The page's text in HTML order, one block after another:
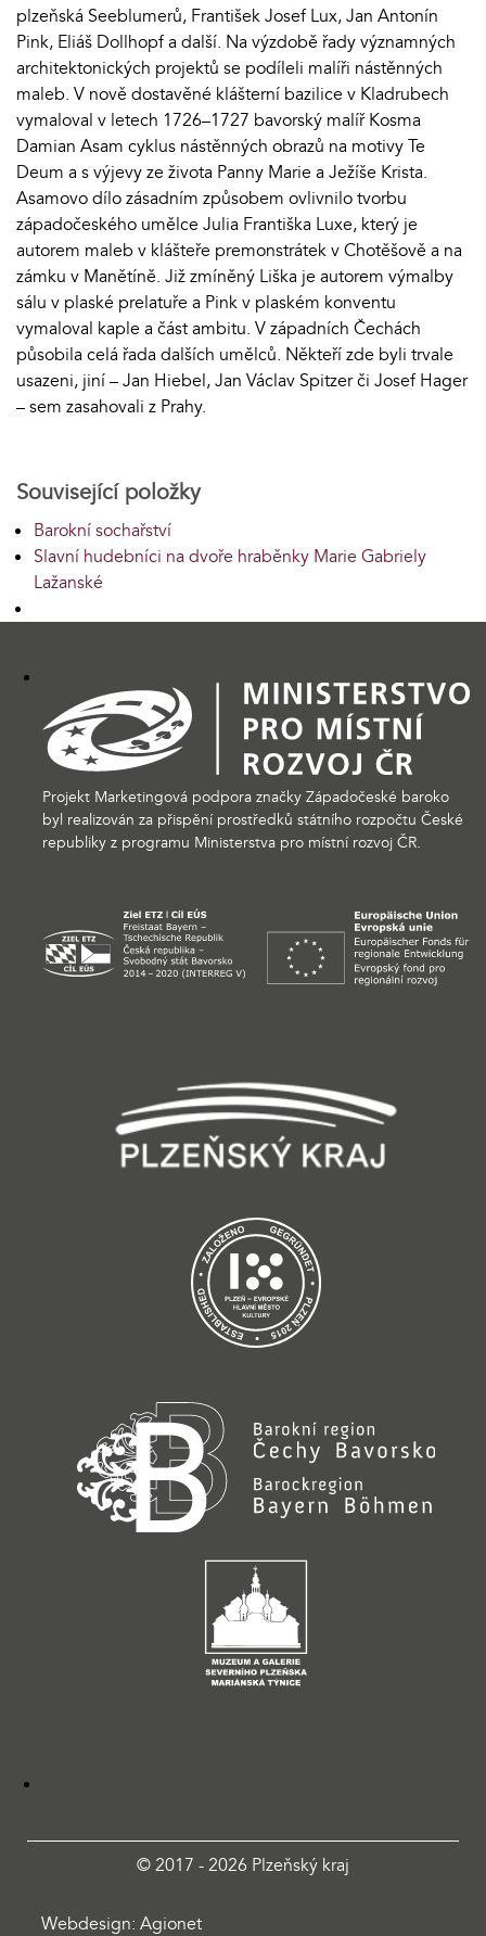
plzeňská Seeblumerů, František Josef Lux, Jan Antonín
Pink, Eliáš Dollhopf a další. Na výzdobě řady významných
architektonických projektů se podíleli malíři nástěnných
maleb. V nově dostavěné klášterní bazilice v Kladrubech
vymaloval v letech 1726–1727 bavorský malíř Kosma
Damian Asam cyklus nástěnných obrazů na motivy Te
Deum a s výjevy ze života Panny Marie a Ježíše Krista.
Asamovo dílo zásadním způsobem ovlivnilo tvorbu
západočeského umělce Julia Františka Luxe, který je
autorem maleb v klášteře premonstrátek v Chotěšově a na
zámku v Manětíně. Již zmíněný Liška je autorem výmalby
sálu v plaské prelatuře a Pink v plaském konventu
vymaloval kaple a část ambitu. V západních Čechách
působila celá řada dalších umělců. Někteří zde byli trvale
usazeni, jiní – Jan Hiebel, Jan Václav Spitzer či Josef Hager
– sem zasahovali z Prahy.
Související položky
Barokní sochařství
Slavní hudebníci na dvoře hraběnky Marie Gabriely
Lažanské
Projekt Marketingová podpora značky Západočeské baroko
byl realizován za přispění prostředků státního rozpočtu České
republiky z programu Ministerstva pro místní rozvoj ČR.
© 2017 - 2026 Plzeňský kraj
Webdesign: Agionet